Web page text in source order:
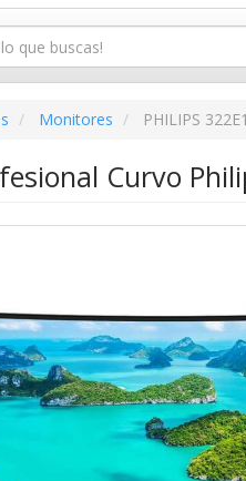
Monitores PHILIPS
Curvo